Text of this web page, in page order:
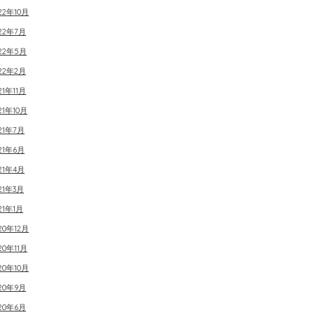
年10月
年7月
年5月
年2月
年11月
年10月
年7月
年6月
年4月
年3月
年1月
年12月
年11月
年10月
年9月
年6月